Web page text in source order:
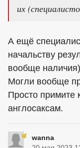
их
А ещё
начальству
вообще
Могли вообще
Просто
англосаксам.
wanna